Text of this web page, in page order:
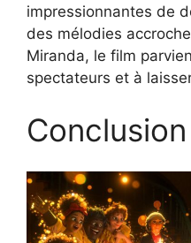
impressionnantes de
des mélodies
Miranda, le film
spectateurs et à
Conclusion